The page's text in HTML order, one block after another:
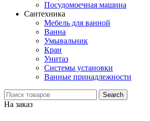
Посудомоечная машина
Сантехника
Мебель для ванной
Ванна
Умывальник
Кран
Унитаз
Системы установки
Ванные принадлежности
Search
На заказ